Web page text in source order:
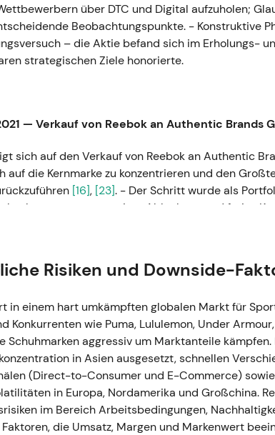
über DTC und Digital aufzuholen;
Beobachtungspunkte. - Konstruktive
– die Aktie befand sich im Erholungs-
strategischen Ziele honorierte.
— Verkauf von Reebok an Authentic Brands
sich auf den Verkauf von Reebok an Authentic
auf die Kernmarke zu konzentrieren und den
[16], [23]. - Der Schritt wurde als
gewertet; weniger Ablenkung und freies
- Kurzfristiger positiver Katalysator mit
Russland-Geschäft ausgesetzt, später
Filialen und E-Commerce in Russland nach dem
Betrieb später vollständig ein; das materielle
Mio. Euro geschätzt[37], [39] ,[40]. - Die
Ergebnistreffer und operativen Mehraufwand;
zu beziffern, akzeptierten den Schritt aus
mit erhöhter Volatilität, da der Markt das
Risiken und Downside-
in einem hart umkämpften globalen Markt für
Konkurrenten wie Puma, Lululemon, Under
Schuhmarken aggressiv um Marktanteile
in Asien ausgesetzt, schnellen
(Direct-to-Consumer und E-Commerce)
in Europa, Nordamerika und Großchina.
im Bereich Arbeitsbedingungen,
die Umsatz, Margen und Markenwert